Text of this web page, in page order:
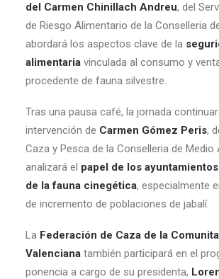
del Carmen Chinillach Andreu, del
de Riesgo Alimentario de la Conselleria
abordará los aspectos clave de la
alimentaria vinculada al consumo y
procedente de fauna silvestre.
Tras una pausa café, la jornada
intervención de Carmen Gómez Peris,
Caza y Pesca de la Conselleria de Medio
analizará el papel de los
de la fauna cinegética, especialmente
de incremento de poblaciones de jabalí.
La Federación de Caza de la
Valenciana también participará en el
ponencia a cargo de su presidenta,